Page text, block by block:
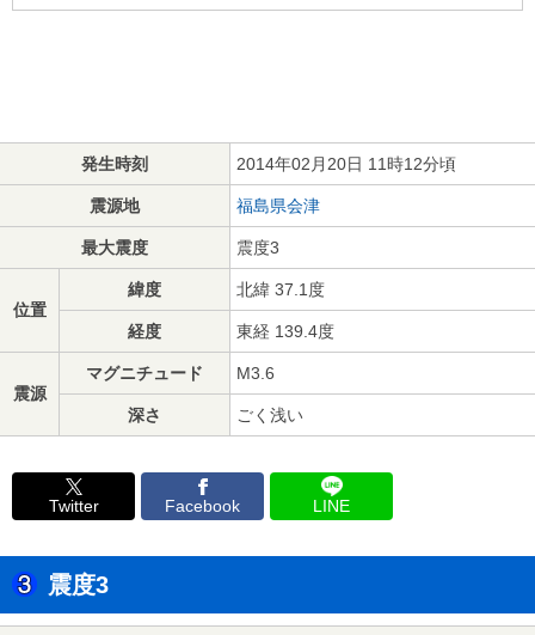
発生時刻 2014年02月20日 11時12分頃
震源地 福島県会津
最大震度 震度3
位置
緯度 北緯 37.1度
経度 東経 139.4度
震源
マグニチュード M3.6
深さ ごく浅い
Twitter Facebook LINE
震度3